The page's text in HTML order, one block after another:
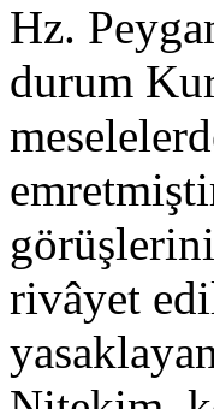
Hz.
durum
rivâyet